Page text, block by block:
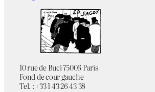
10 rue de Buci 75006 Paris
Fond de cour gauche
Tel. : +33 1 43 26 43 38